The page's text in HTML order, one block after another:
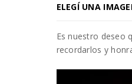
ELEGÍ UNA
Es nuestro deseo
recordarlos y